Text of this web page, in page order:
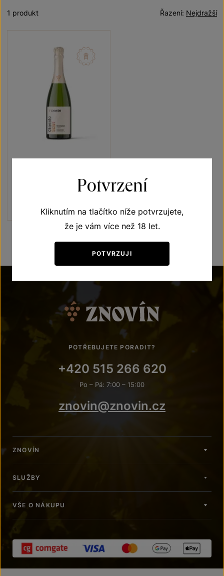
Nejdražší
Řazení:
1 produkt
Znovín Classic Brut nature
jakostní šumivé víno 2021
230 Kč
POTŘEBUJETE PORADIT?
+420 515 266 620
Po – Pá: 7:00 – 15:00
znovin@znovin.cz
ZNOVÍN
SLUŽBY
VŠE O NÁKUPU
Potvrzení
Kliknutím na tlačítko níže potvrzujete,
že je vám více než 18 let.
POTVRZUJI